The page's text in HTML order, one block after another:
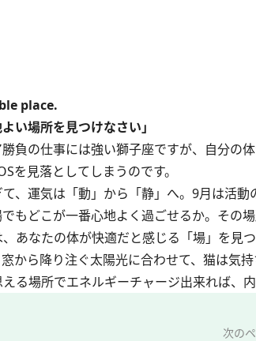
place.
い場所を見つけなさい」
負の仕事には強い獅子座ですが、自分の
を見落としてしまうのです。
、運気は「動」から「静」へ。9月は活
もどこが一番心地よく過ごせるか。その
あなたの体が快適だと感じる「場」を見
から降り注ぐ太陽光に合わせて、猫は気持
る場所でエネルギーチャージ出来れば、
次の